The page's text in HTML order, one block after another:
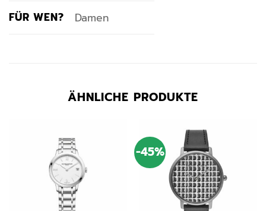
FÜR WEN? Damen
ÄHNLICHE PRODUKTE
-45%